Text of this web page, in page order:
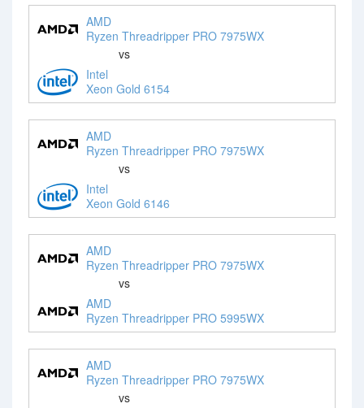
AMD
Ryzen Threadripper PRO 7975WX
vs
Intel
Xeon Gold 6154
AMD
Ryzen Threadripper PRO 7975WX
vs
Intel
Xeon Gold 6146
AMD
Ryzen Threadripper PRO 7975WX
vs
AMD
Ryzen Threadripper PRO 5995WX
AMD
Ryzen Threadripper PRO 7975WX
vs